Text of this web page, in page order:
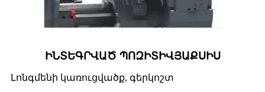
ԻՆՏԵԳՐՎԱԾ ՊՈԶԻՏԻՎՅԱՔՍԻՍ
Լոնգմենի կառուցվածք, գերկոշտ